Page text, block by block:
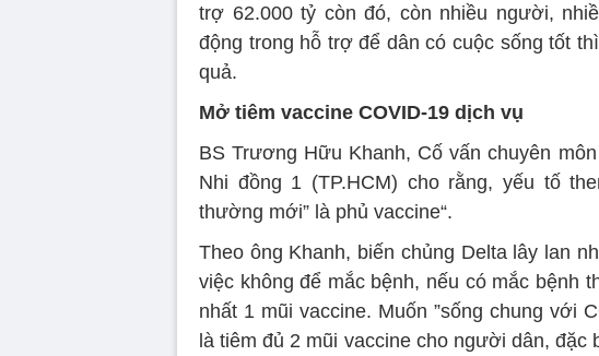
trợ 62.000 tỷ còn đó, còn nhiều người,
động trong hỗ trợ để dân có cuộc sống tốt
quả.
Mở tiêm vaccine COVID-19 dịch vụ
BS Trương Hữu Khanh, Cố vấn chuyên
Nhi đồng 1 (TP.HCM) cho rằng, yếu tố
thường mới” là phủ vaccine“.
Theo ông Khanh, biến chủng Delta lây lan
việc không để mắc bệnh, nếu có mắc bệnh
nhất 1 mũi vaccine. Muốn ”sống chung với
là tiêm đủ 2 mũi vaccine cho người dân, đặc